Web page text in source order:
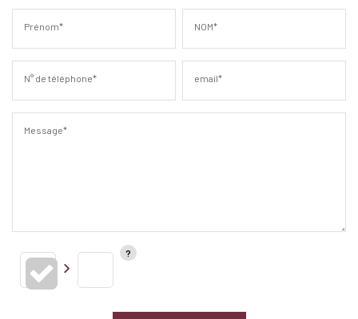
Prénom* NOM*
N° de téléphone* email*
Message*